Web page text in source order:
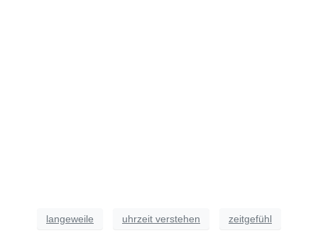
langeweile uhrzeit verstehen zeitgefühl